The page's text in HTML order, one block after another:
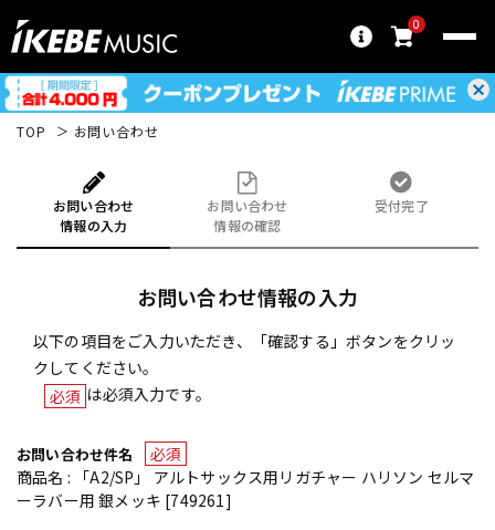
0
TOP お問い合わせ
お問い合わせ
情報の入力
お問い合わせ
情報の確認
受付完了
お問い合わせ情報の入力
以下の項目をご入力いただき、「確認する」ボタンをクリッ
クしてください。
必須 は必須入力です。
お問い合わせ件名
必須
商品名 : 「A2/SP」 アルトサックス用リガチャー ハリソン セルマ
ーラバー用 銀メッキ [749261]